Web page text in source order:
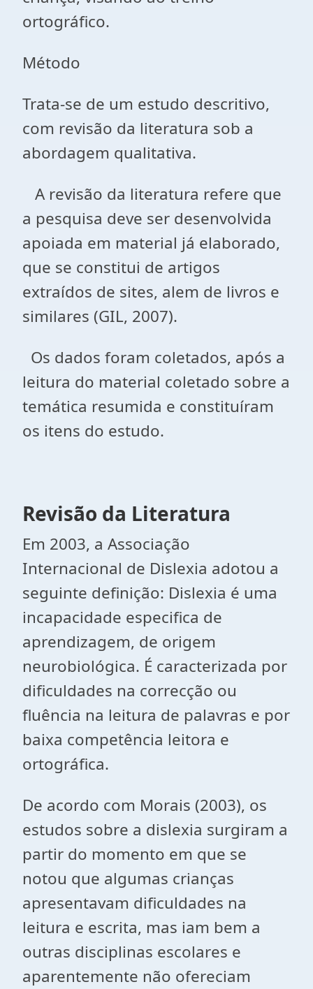
ortográfico.
Método
Trata-se de um estudo descritivo,
com revisão da literatura sob a
abordagem qualitativa.
A revisão da literatura refere que
a pesquisa deve ser desenvolvida
apoiada em material já elaborado,
que se constitui de artigos
extraídos de sites, alem de livros e
similares (GIL, 2007).
Os dados foram coletados, após a
leitura do material coletado sobre a
temática resumida e constituíram
os itens do estudo.
Revisão da Literatura
Em 2003, a Associação
Internacional de Dislexia adotou a
seguinte definição: Dislexia é uma
incapacidade especifica de
aprendizagem, de origem
neurobiológica. É caracterizada por
dificuldades na correcção ou
fluência na leitura de palavras e por
baixa competência leitora e
ortográfica.
De acordo com Morais (2003), os
estudos sobre a dislexia surgiram a
partir do momento em que se
notou que algumas crianças
apresentavam dificuldades na
leitura e escrita, mas iam bem a
outras disciplinas escolares e
aparentemente não ofereciam